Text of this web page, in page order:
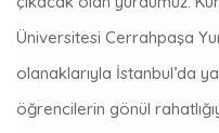
Üniversitesi Cerrahpaşa
olanaklarıyla İstanbul’da
öğrencilerin gönül